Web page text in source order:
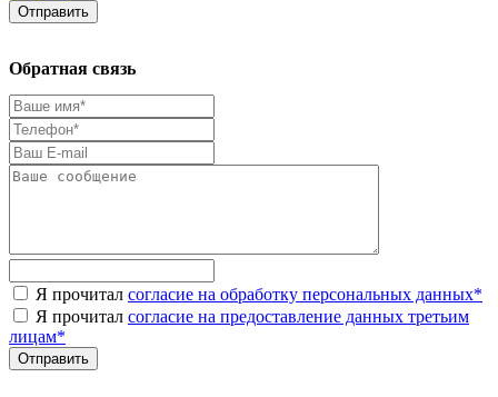
Обратная связь
Я прочитал согласие на обработку персональных данных*
Я прочитал согласие на предоставление данных третьим
лицам*